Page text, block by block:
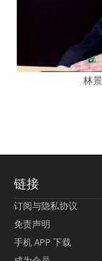
林
链接
订阅与隐私协议
免责声明
手机 APP 下载